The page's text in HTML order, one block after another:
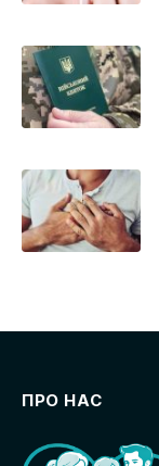
ПРО НАС